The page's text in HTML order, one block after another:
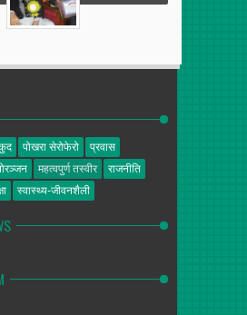
पोखरा सेरोफेरो
प्रवास
महत्वपुर्ण तस्वीर
राजनीति
स्वास्थ्य-जीवनशैली